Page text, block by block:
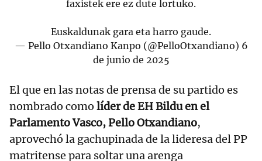
faxistek ere ez dute lortuko.
Euskaldunak gara eta harro gaude.
— Pello Otxandiano Kanpo (@PelloOtxandiano) 6
de junio de 2025
El que en las notas de prensa de su partido es
nombrado como líder de EH Bildu en el
Parlamento Vasco, Pello Otxandiano,
aprovechó la gachupinada de la lideresa del PP
matritense para soltar una arenga